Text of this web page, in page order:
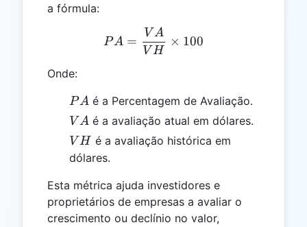
a fórmula:
PA = \frac{VA}{VH}
PA =
V H
V A
× 100
Onde:
PA
PAé a Percentagem de Avaliação.
VA
V A é a avaliação atual em dólares.
VH
V H é a avaliação histórica em
dólares.
Esta métrica ajuda investidores e
proprietários de empresas a avaliar o
crescimento ou declínio no valor,